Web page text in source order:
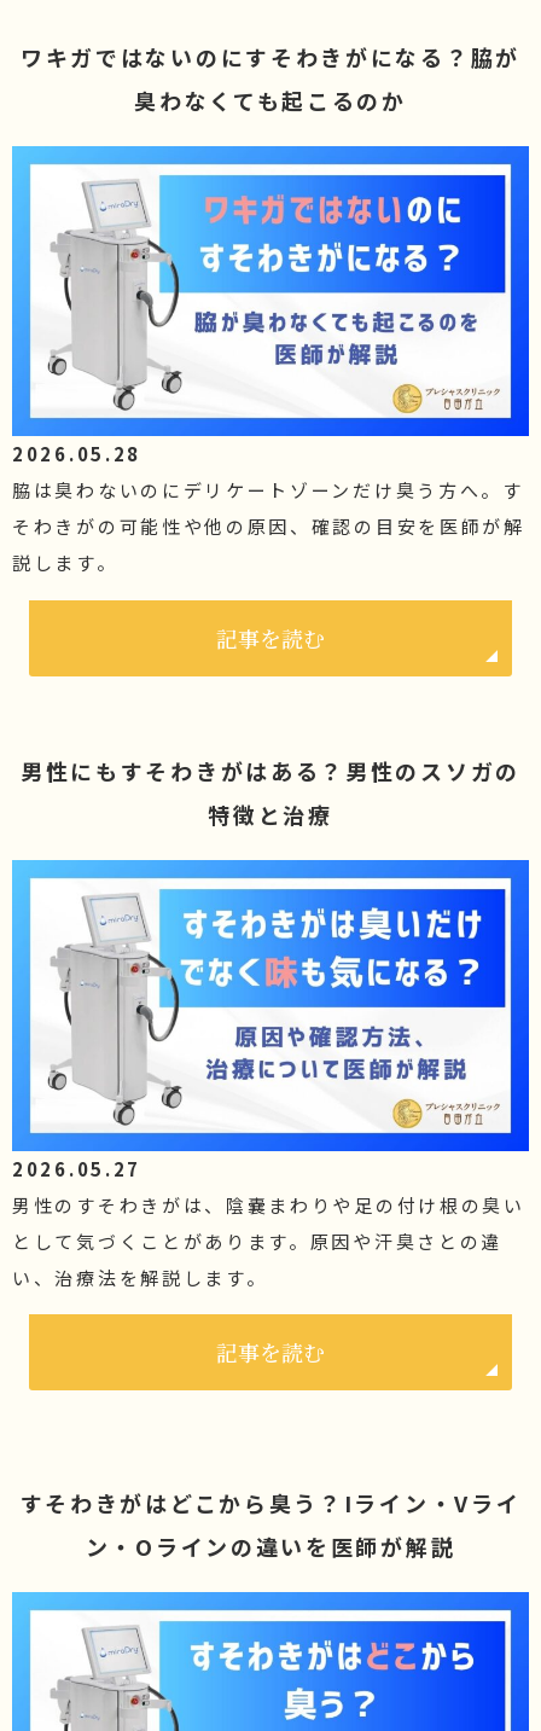
ワキガではないのにすそわきがになる？脇が
臭わなくても起こるのか
2026.05.28
脇は臭わないのにデリケートゾーンだけ臭う方へ。す
そわきがの可能性や他の原因、確認の目安を医師が解
説します。
記事を読む
男性にもすそわきがはある？男性のスソガの
特徴と治療
2026.05.27
男性のすそわきがは、陰嚢まわりや足の付け根の臭い
として気づくことがあります。原因や汗臭さとの違
い、治療法を解説します。
記事を読む
すそわきがはどこから臭う？Iライン・Vライ
ン・Oラインの違いを医師が解説